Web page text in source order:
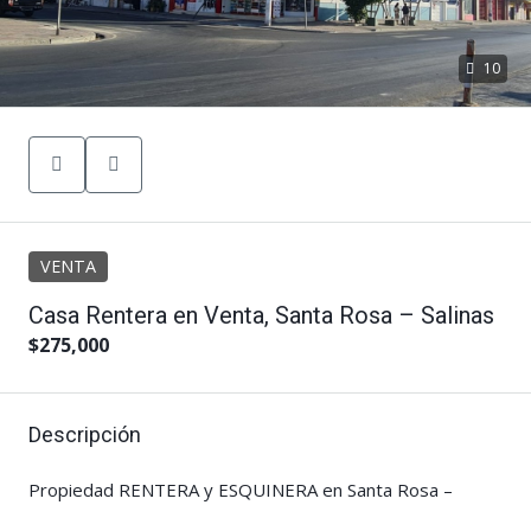
10
VENTA
Casa Rentera en Venta, Santa Rosa – Salinas
$275,000
Descripción
Propiedad RENTERA y ESQUINERA en Santa Rosa –